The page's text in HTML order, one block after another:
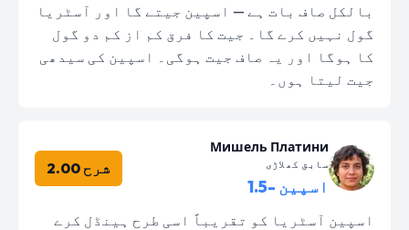
بالکل صاف بات ہے — اسپین جیتے گا اور آسٹریا
گول نہیں کرے گا۔ جیت کا فرق کم از کم دو گول
کا ہوگا اور یہ صاف جیت ہوگی۔ اسپین کی سیدھی
جیت لیتا ہوں۔
Мишель Платини
سابق کھلاڑی
اسپین -1.5
شرح 2.00
اسپین آسٹریا کو تقریباً اسی طرح ہینڈل کرے